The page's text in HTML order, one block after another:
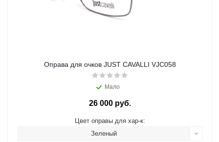
Оправа для очков JUST CAVALLI VJC058
Мало
26 000 руб.
Цвет оправы для хар-к:
Зеленый